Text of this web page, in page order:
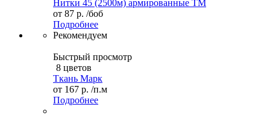
Нитки 45 (2500м) армированные ТМ
от 87 р. /боб
Подробнее
Рекомендуем
Быстрый просмотр
8 цветов
Ткань Марк
от 167 р. /п.м
Подробнее